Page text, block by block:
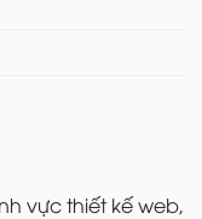
vực thiết kế web,